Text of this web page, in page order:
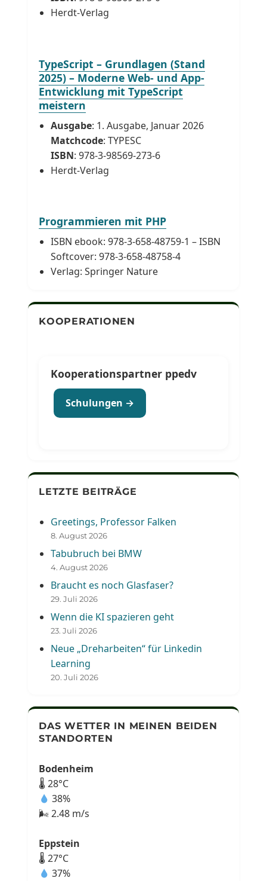
Herdt-Verlag
TypeScript – Grundlagen (Stand
2025) – Moderne Web- und App-
Entwicklung mit TypeScript
meistern
Ausgabe: 1. Ausgabe, Januar 2026
Matchcode: TYPESC
ISBN: 978-3-98569-273-6
Herdt-Verlag
Programmieren mit PHP
ISBN ebook: 978-3-658-48759-1 – ISBN
Softcover: 978-3-658-48758-4
Verlag: Springer Nature
KOOPERATIONEN
Kooperationspartner ppedv
Schulungen →
LETZTE BEITRÄGE
Greetings, Professor Falken
8. August 2026
Tabubruch bei BMW
4. August 2026
Braucht es noch Glasfaser?
29. Juli 2026
Wenn die KI spazieren geht
23. Juli 2026
Neue „Dreharbeiten“ für Linkedin
Learning
20. Juli 2026
DAS WETTER IN MEINEN BEIDEN
STANDORTEN
Bodenheim
🌡 28°C
38%
🌬 2.48 m/s
Eppstein
🌡 27°C
37%